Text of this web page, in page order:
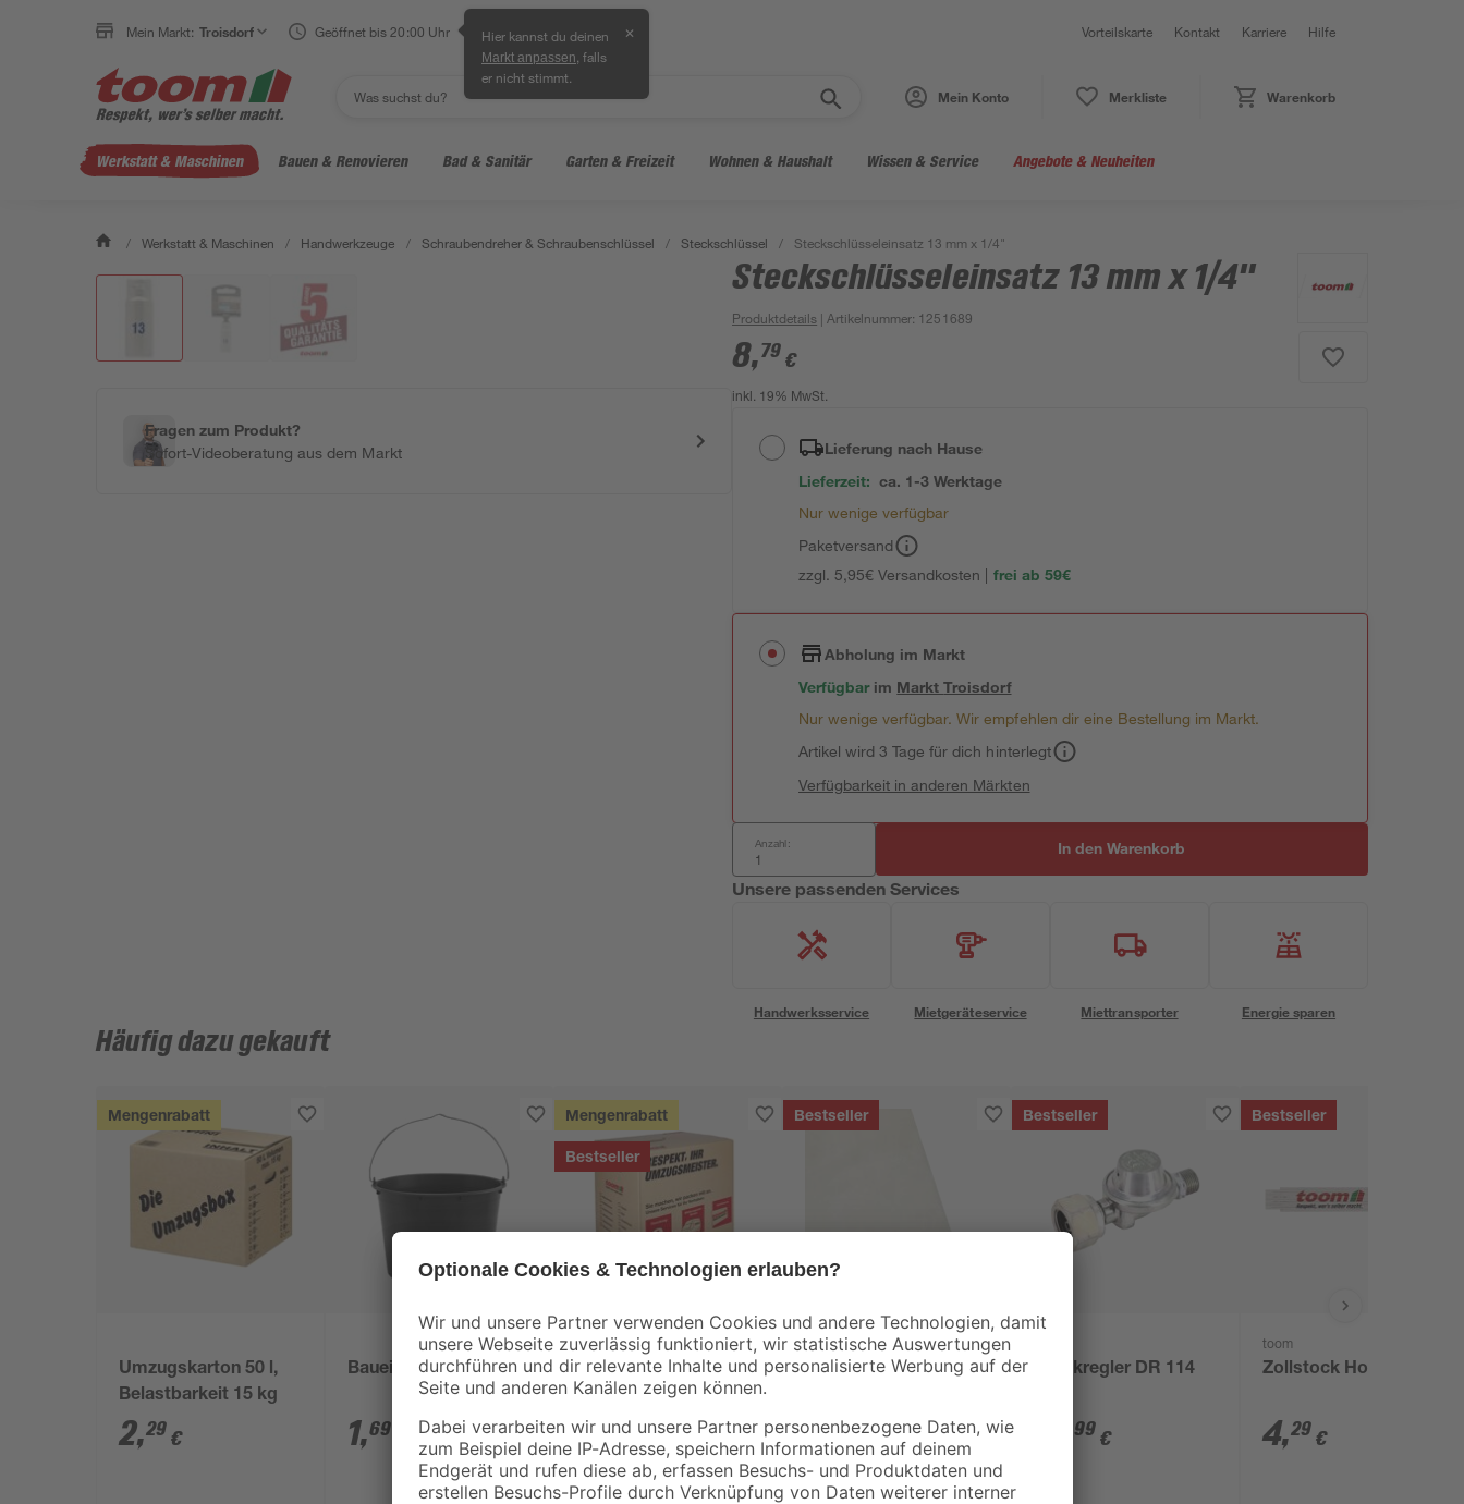
Mein Markt: Troisdorf Geöffnet bis 20:00 Uhr Hier kannst du deinen
Markt anpassen , falls
er nicht stimmt.
✕ Vorteilskarte Kontakt Karriere Hilfe
Mein Konto Merkliste Warenkorb
Werkstatt & Maschinen Bauen & Renovieren Bad & Sanitär Garten & Freizeit Wohnen & Haushalt Wissen & Service Angebote & Neuheiten
/ Werkstatt & Maschinen / Handwerkzeuge / Schraubendreher & Schraubenschlüssel / Steckschlüssel / Steckschlüsseleinsatz 13 mm x 1/4"
Fragen zum Produkt?
Sofort-Videoberatung aus dem Markt
Steckschlüsseleinsatz 13 mm x 1/4"
Produktdetails | Artikelnummer: 1251689
8,79 €
inkl. 19% MwSt.
Lieferung nach Hause
Lieferzeit: ca. 1-3 Werktage
Nur wenige verfügbar
Paketversand
zzgl. 5,95€ Versandkosten | frei ab 59€
Abholung im Markt
Verfügbar im MarktTroisdorf
Nur wenige verfügbar. Wir empfehlen dir eine Bestellung im Markt.
Artikel wird 3 Tage für dich hinterlegt
Verfügbarkeit in anderen Märkten
Anzahl: In den Warenkorb
Unsere passenden Services
Handwerksservice Mietgeräteservice Miettransporter Energie sparen
Häufig dazu gekauft
Mengenrabatt
Umzugskarton 50 l,
Belastbarkeit 15 kg
2,29 €
Baueimer 12 l
1,69
Mengenrabatt
Bestseller
toom
Umzugskarton mit
Textfeld 65 l
3,99€
Bestseller
B1
Abdeckplane
transparent 4 x 5 m
0,06€ / m²
1,29 € / Pack
Bestseller
Druckregler DR 114
99 €
Bestseller
toom
Zollstock Holz 2 m
4,29 €